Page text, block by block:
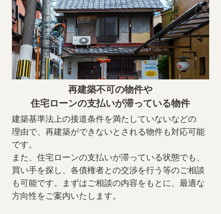
再建築不可の物件や
住宅ローンの支払いが滞っている物件
建築基準法上の接道条件を満たしていないなどの
理由で、再建築ができないとされる物件も対応可能
です。
また、住宅ローンの支払いが滞っている状態でも、
買い手を探し、各債権者との交渉を行う等のご相談
も可能です。まずはご相談の内容をもとに、最適な
方向性をご案内いたします。